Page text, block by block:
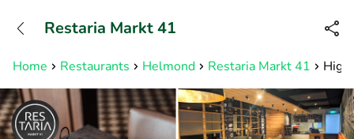
Bereikbaar tot 23:00 uur
Home Restaurants Helmond Restaria Markt 41 High
Restaria Markt 41